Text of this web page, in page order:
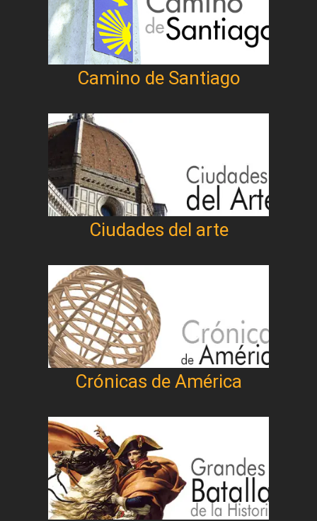
Camino de Santiago
Ciudades del arte
Crónicas de América